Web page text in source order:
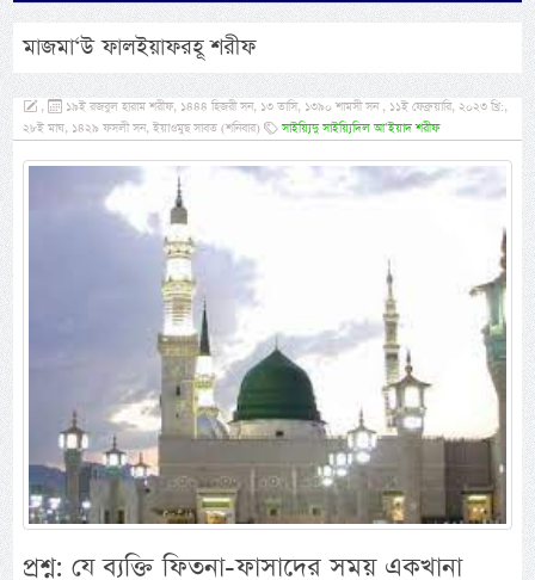
মাজমা‘উ ফালইয়াফরহূ শরীফ
,
১৯ই রজবুল হারাম শরীফ, ১৪৪৪ হিজরী সন, ১৩ তাসি, ১৩৯০ শামসী সন , ১১ই ফেব্রুয়ারি, ২০২৩ খ্রি:,
২৮ই মাঘ, ১৪২৯ ফসলী সন, ইয়াওমুছ সাবত (শনিবার)
সাইয়্যিদু সাইয়্যিদিল আ’ইয়াদ শরীফ
প্রশ্ন: যে ব্যক্তি ফিতনা-ফাসাদের সময় একখানা